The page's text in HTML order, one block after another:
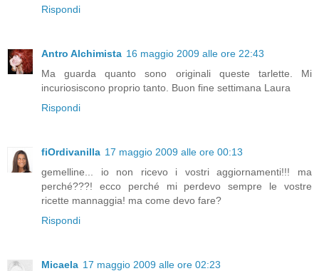
Rispondi
Antro Alchimista 16 maggio 2009 alle ore 22:43
Ma guarda quanto sono originali queste tarlette. Mi
incuriosiscono proprio tanto. Buon fine settimana Laura
Rispondi
fiOrdivanilla 17 maggio 2009 alle ore 00:13
gemelline... io non ricevo i vostri aggiornamenti!!! ma
perché???! ecco perché mi perdevo sempre le vostre
ricette mannaggia! ma come devo fare?
Rispondi
Micaela 17 maggio 2009 alle ore 02:23